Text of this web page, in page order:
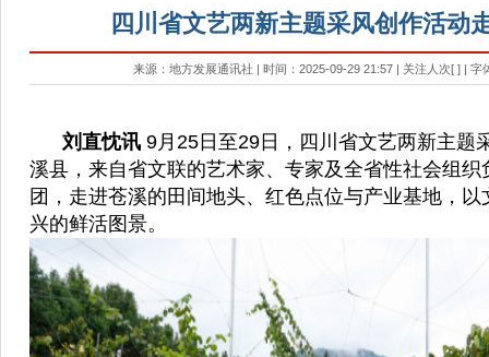
四川省文艺两新主题采风创作活动
来源：地方发展通讯社 | 时间：2025-09-29 21:57 | 关注人次[ ] | 字
刘直忱讯 9月25日至29日，四川省文艺两新主题
溪县，来自省文联的艺术家、专家及全省性社会组织
团，走进苍溪的田间地头、红色点位与产业基地，
兴的鲜活图景。